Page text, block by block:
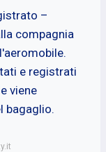
–
compagnia
e registrati
viene
bagaglio.